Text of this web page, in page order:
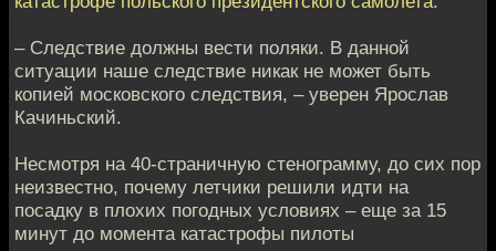
– Следствие должны вести поляки. В данной
ситуации наше следствие никак не может быть
копией московского следствия, – уверен Ярослав
Качиньский.
Несмотря на 40-страничную стенограмму, до сих пор
неизвестно, почему летчики решили идти на
посадку в плохих погодных условиях – еще за 15
минут до момента катастрофы пилоты